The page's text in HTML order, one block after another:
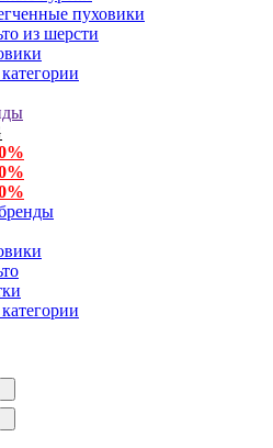
пуховики
из шерсти